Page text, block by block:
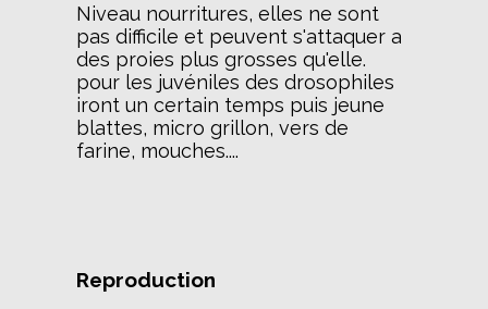
Niveau nourritures, elles ne sont
pas difficile et peuvent s'attaquer a
des proies plus grosses qu'elle.
pour les juvéniles des drosophiles
iront un certain temps puis jeune
blattes, micro grillon, vers de
farine, mouches....
Reproduction